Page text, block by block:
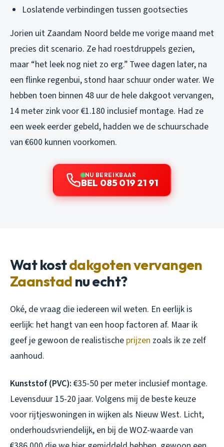
Loslatende verbindingen tussen gootsecties
Jorien uit Zaandam Noord belde me vorige maand met
precies dit scenario. Ze had roestdruppels gezien,
maar “het leek nog niet zo erg.” Twee dagen later, na
een flinke regenbui, stond haar schuur onder water. We
hebben toen binnen 48 uur de hele dakgoot vervangen,
14 meter zink voor €1.180 inclusief montage. Had ze
een week eerder gebeld, hadden we de schuurschade
van €600 kunnen voorkomen.
NU BEREIKBAAR
BEL 085 019 21 91
Wat kostdakgoten vervangen
Zaanstad nu echt?
Oké, de vraag die iedereen wil weten. En eerlijk is
eerlijk: het hangt van een hoop factoren af. Maar ik
geef je gewoon de realistische prijzen zoals ik ze zelf
aanhoud.
Kunststof (PVC): €35-50 per meter inclusief montage.
Levensduur 15-20 jaar. Volgens mij de beste keuze
voor rijtjeswoningen in wijken als Nieuw West. Licht,
onderhoudsvriendelijk, en bij de WOZ-waarde van